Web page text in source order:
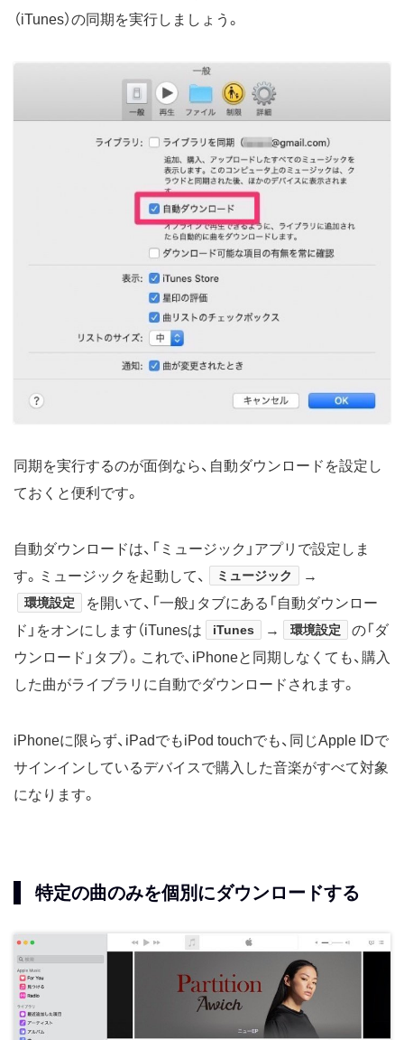
（iTunes）の同期を実行しましょう。
同期を実行するのが面倒なら、自動ダウンロードを設定し
ておくと便利です。
自動ダウンロードは、「ミュージック」アプリで設定しま
す。ミュージックを起動して、
ミュージック →
環境設定
を開いて、「一般」タブにある「自動ダウンロー
ド」をオンにします（iTunesは
iTunes → 環境設定
の「ダ
ウンロード」タブ）。これで、iPhoneと同期しなくても、購入
した曲がライブラリに自動でダウンロードされます。
iPhoneに限らず、iPadでもiPod touchでも、同じApple IDで
サインインしているデバイスで購入した音楽がすべて対象
になります。
特定の曲のみを個別にダウンロードする